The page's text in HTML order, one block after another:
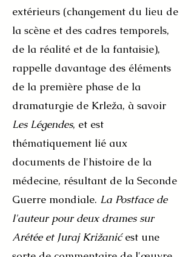
extérieurs (changement du lieu de
la scène et des cadres temporels,
de la réalité et de la fantaisie),
rappelle davantage des éléments
de la première phase de la
dramaturgie de Krleža, à savoir
Les Légendes, et est
thématiquement lié aux
documents de l'histoire de la
médecine, résultant de la Seconde
Guerre mondiale. La Postface de
l'auteur pour deux drames sur
Arétée et Juraj Križanićest une